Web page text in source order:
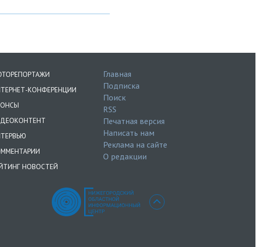
КОНФЕРЕНЦИИ
НОВОСТЕЙ
Главная
Подписка
Поиск
RSS
Печатная версия
Написать нам
Реклама на сайте
О редакции